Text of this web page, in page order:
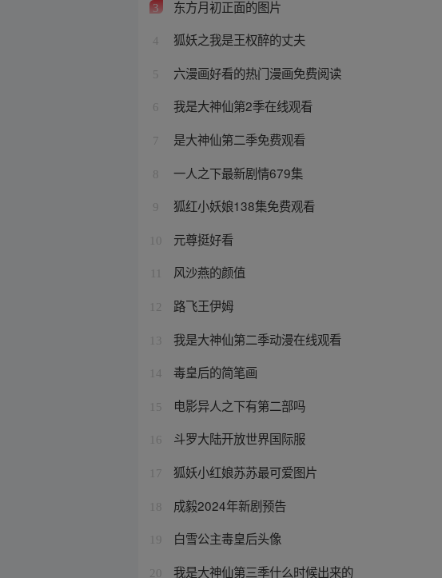
3 东方月初正面的图片
4 狐妖之我是王权醉的丈夫
5 六漫画好看的热门漫画免费阅读
6 我是大神仙第2季在线观看
7 是大神仙第二季免费观看
8 一人之下最新剧情679集
9 狐红小妖娘138集免费观看
10 元尊挺好看
风沙燕的颜值
12 路飞王伊姆
13 我是大神仙第二季动漫在线观看
14 毒皇后的简笔画
15 电影异人之下有第二部吗
16 斗罗大陆开放世界国际服
17 狐妖小红娘苏苏最可爱图片
18 成毅2024年新剧预告
19 白雪公主毒皇后头像
20 我是大神仙第三季什么时候出来的